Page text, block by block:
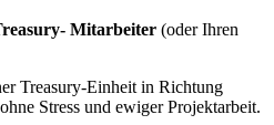
Mitarbeiter (oder Ihren
Treasury-Einheit in Richtung
Stress und ewiger Projektarbeit.